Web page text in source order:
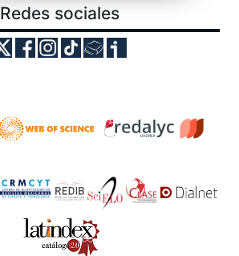
Redes sociales